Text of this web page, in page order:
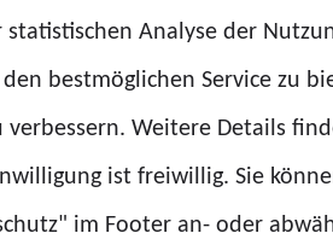
Hyundai
Analyse der
bestmöglichen Service zu
Weitere Details
ist freiwillig. Sie
im Footer an- oder